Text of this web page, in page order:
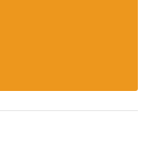
в России.
на машины для
гг.